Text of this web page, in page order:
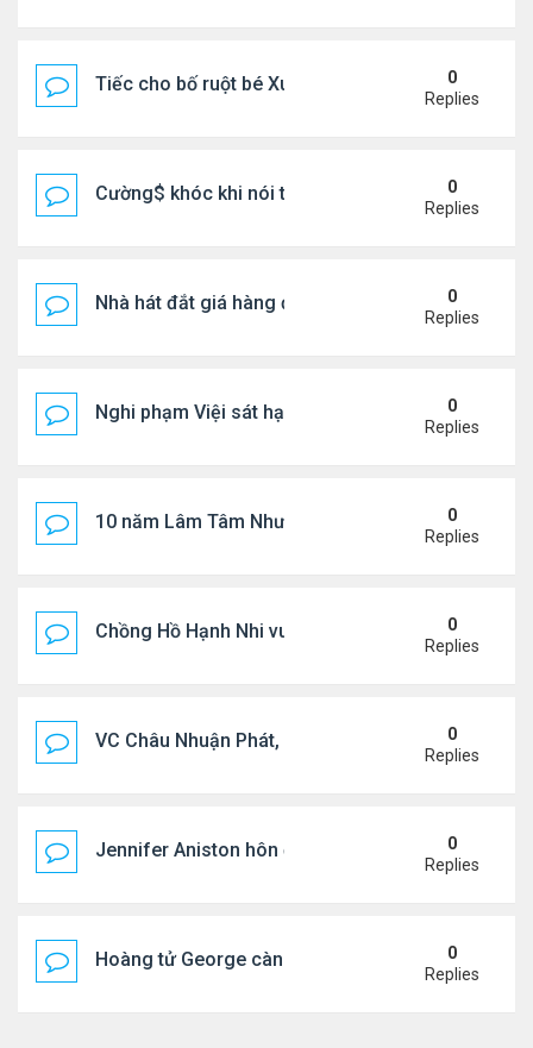
Tiếc cho bố ruột bé Xuân Mai ở Mỹ
0
Replies
Cường$ khóc khi nói thật về hôn nhân
0
Replies
Nhà hát đắt giá hàng đầu tg ở VN
0
Replies
Nghi phạm Việi sát hại cụ bà 91 tuổi, phi tang xác
0
Replies
10 năm Lâm Tâm Như - Hoắc Kiến Hoa
0
Replies
Chồng Hồ Hạnh Nhi vui vẻ ôm người cũ của vợ
0
Replies
VC Châu Nhuận Phát, Lưu Gia Linh viếng vợ cũ ..
0
Replies
Jennifer Aniston hôn đắm đuối bạn trai trên du
0
Replies
Hoàng tử George càng lớn càng điển trai0
Replies